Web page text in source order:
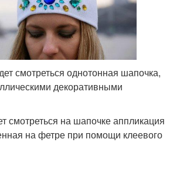
смотреться однотонная шапочка,
декоративными
смотреться на шапочке аппликация
на фетре при помощи клеевого